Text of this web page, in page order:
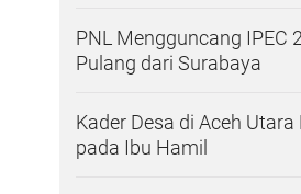
PNL Mengguncang IPEC
Pulang dari Surabaya
Kader Desa di Aceh
pada Ibu Hamil